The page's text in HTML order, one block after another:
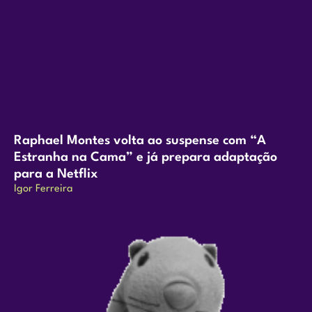
Raphael Montes volta ao suspense com “A
Estranha na Cama” e já prepara adaptação
para a Netflix
Igor Ferreira